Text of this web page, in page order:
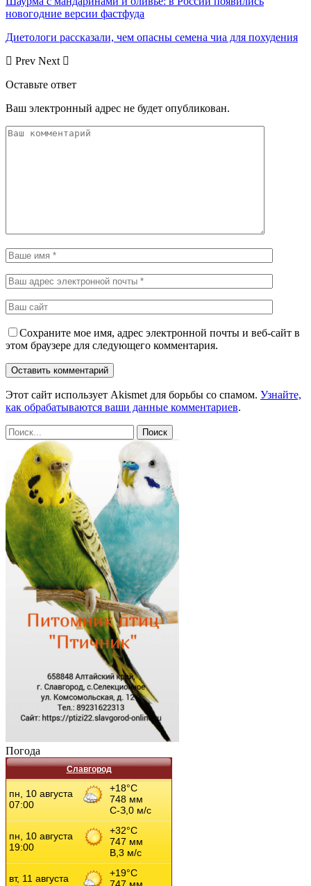
новогодние версии фастфуда
Диетологи рассказали, чем опасны семена чиа для похудения
Prev Next
Оставьте ответ
Ваш электронный адрес не будет опубликован.
Сохраните мое имя, адрес электронной почты и веб-сайт в
этом браузере для следующего комментария.
Этот сайт использует Akismet для борьбы со спамом. Узнайте,
как обрабатываются ваши данные комментариев.
Погода
Славгород